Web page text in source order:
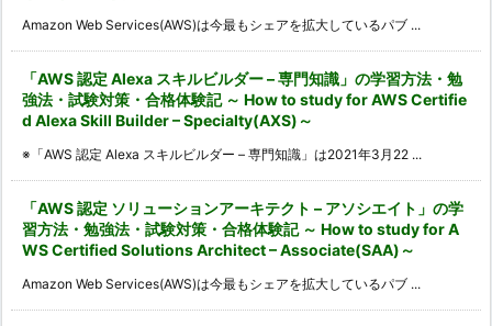
Amazon Web Services(AWS)は今最もシェアを拡大しているパブ ...
「AWS 認定 Alexa スキルビルダー – 専門知識」の学習方法・勉
強法・試験対策・合格体験記 ～ How to study for AWS Certifie
d Alexa Skill Builder – Specialty(AXS)～
※「AWS 認定 Alexa スキルビルダー – 専門知識」は2021年3月22 ...
「AWS 認定 ソリューションアーキテクト – アソシエイト」の学
習方法・勉強法・試験対策・合格体験記 ～ How to study for A
WS Certified Solutions Architect – Associate(SAA)～
Amazon Web Services(AWS)は今最もシェアを拡大しているパブ ...